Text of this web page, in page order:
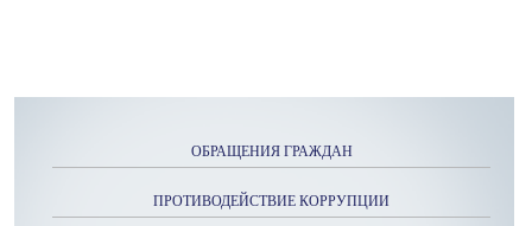
ОБРАЩЕНИЯ ГРАЖДАН
ПРОТИВОДЕЙСТВИЕ КОРРУПЦИИ